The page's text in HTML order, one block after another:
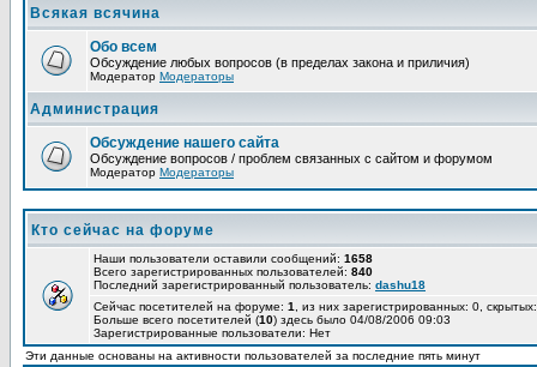
Всякая всячина
Обо всем
Обсуждение любых вопросов (в пределах закона и приличия)
Модератор Модераторы
Администрация
Обсуждение нашего сайта
Обсуждение вопросов / проблем связанных с сайтом и форумом
Модератор Модераторы
Кто сейчас на форуме
Наши пользователи оставили сообщений: 1658
Всего зарегистрированных пользователей: 840
Последний зарегистрированный пользователь: dashu18
Сейчас посетителей на форуме: 1
, из них зарегистрированных: 0,
Больше всего посетителей (10) здесь было 04/08/2006 09:03
Зарегистрированные пользователи: Нет
Эти данные основаны на активности пользователей за последние пять минут